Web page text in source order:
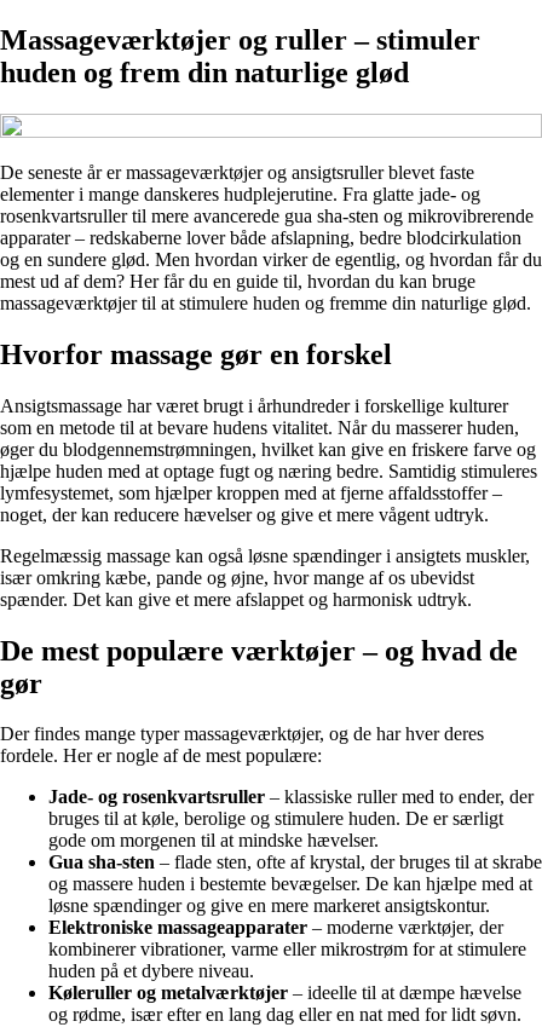
Massageværktøjer og ruller – stimuler
huden og frem din naturlige glød
De seneste år er massageværktøjer og ansigtsruller blevet faste
elementer i mange danskeres hudplejerutine. Fra glatte jade- og
rosenkvartsruller til mere avancerede gua sha-sten og mikrovibrerende
apparater – redskaberne lover både afslapning, bedre blodcirkulation
og en sundere glød. Men hvordan virker de egentlig, og hvordan får du
mest ud af dem? Her får du en guide til, hvordan du kan bruge
massageværktøjer til at stimulere huden og fremme din naturlige glød.
Hvorfor massage gør en forskel
Ansigtsmassage har været brugt i århundreder i forskellige kulturer
som en metode til at bevare hudens vitalitet. Når du masserer huden,
øger du blodgennemstrømningen, hvilket kan give en friskere farve og
hjælpe huden med at optage fugt og næring bedre. Samtidig stimuleres
lymfesystemet, som hjælper kroppen med at fjerne affaldsstoffer –
noget, der kan reducere hævelser og give et mere vågent udtryk.
Regelmæssig massage kan også løsne spændinger i ansigtets muskler,
især omkring kæbe, pande og øjne, hvor mange af os ubevidst
spænder. Det kan give et mere afslappet og harmonisk udtryk.
De mest populære værktøjer – og hvad de
gør
Der findes mange typer massageværktøjer, og de har hver deres
fordele. Her er nogle af de mest populære:
Jade- og rosenkvartsruller – klassiske ruller med to ender, der
bruges til at køle, berolige og stimulere huden. De er særligt
gode om morgenen til at mindske hævelser.
Gua sha-sten – flade sten, ofte af krystal, der bruges til at skrabe
og massere huden i bestemte bevægelser. De kan hjælpe med at
løsne spændinger og give en mere markeret ansigtskontur.
Elektroniske massageapparater – moderne værktøjer, der
kombinerer vibrationer, varme eller mikrostrøm for at stimulere
huden på et dybere niveau.
Køleruller og metalværktøjer – ideelle til at dæmpe hævelse
og rødme, især efter en lang dag eller en nat med for lidt søvn.